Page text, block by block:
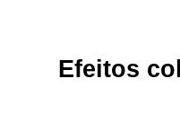
Efeitos